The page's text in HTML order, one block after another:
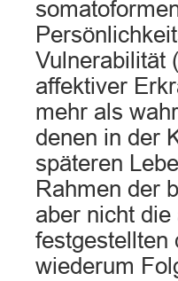
Vulnerabilität
affektiver
mehr als
denen in der
späteren
Rahmen der
aber nicht
festgestellten
wiederum